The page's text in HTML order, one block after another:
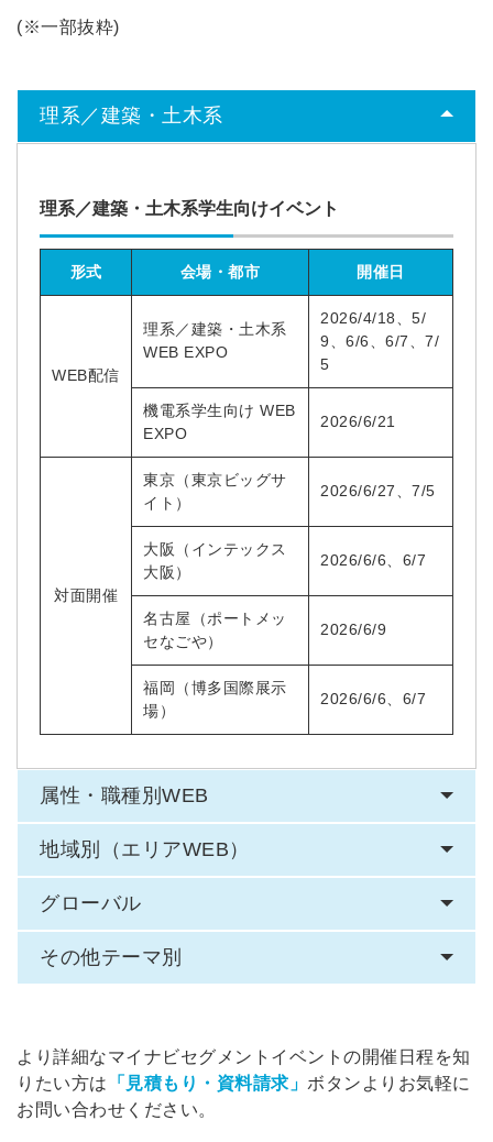
(※一部抜粋)
理系／建築・土木系
理系／建築・土木系学生向けイベント
形式 会場・都市 開催日
WEB配信
理系／建築・土木系
WEB EXPO
2026/4/18、5/
9、6/6、6/7、7/
5
機電系学生向け WEB
EXPO
2026/6/21
対面開催
東京（東京ビッグサ
イト）
2026/6/27、7/5
大阪（インテックス
大阪）
2026/6/6、6/7
名古屋（ポートメッ
セなごや）
2026/6/9
福岡（博多国際展示
場）
2026/6/6、6/7
属性・職種別WEB
地域別（エリアWEB）
グローバル
その他テーマ別
より詳細なマイナビセグメントイベントの開催日程を知
りたい方は 「見積もり・資料請求」 ボタンよりお気軽に
お問い合わせください。
※ログインIDとなります
同意のうえ
登録する
みんなの採用部があなたの許可なく投稿すること